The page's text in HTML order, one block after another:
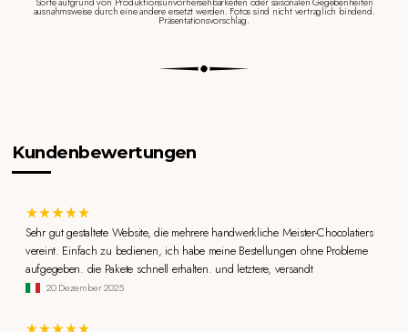
ausnahmsweise durch eine andere ersetzt werden. Fotos sind nicht vertraglich bindend.
Präsentationsvorschlag.
Kundenbewertungen
Sehr gut gestaltete Website, die mehrere handwerkliche Meister-Chocolatiers
vereint. Einfach zu bedienen, ich habe meine Bestellungen ohne Probleme
aufgegeben. die Pakete schnell erhalten. und letztere, versandt
20 Dezember 2025